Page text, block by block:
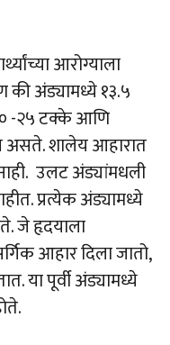
आरोग्याला
की अंड्यामध्ये १३.५
-२५ टक्के आणि
असते. शालेय आहारात
उलट अंड्यांमधली
प्रत्येक अंड्यामध्ये
जे हृदयाला
आहार दिला जातो,
या पूर्वी अंड्यामध्ये